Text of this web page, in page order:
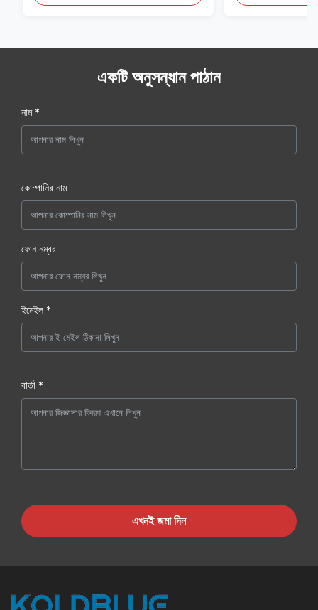
একটি অনুসন্ধান পাঠান
নাম *
কোম্পানির নাম
ফোন নম্বর
ইমেইল *
বার্তা *
এখনই জমা দিন